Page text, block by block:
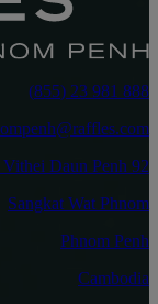
888 981 23 (855)
92 Rukhak Vithei Daun Penh
Sangkat Wat Phnom
Phnom Penh
Cambodia